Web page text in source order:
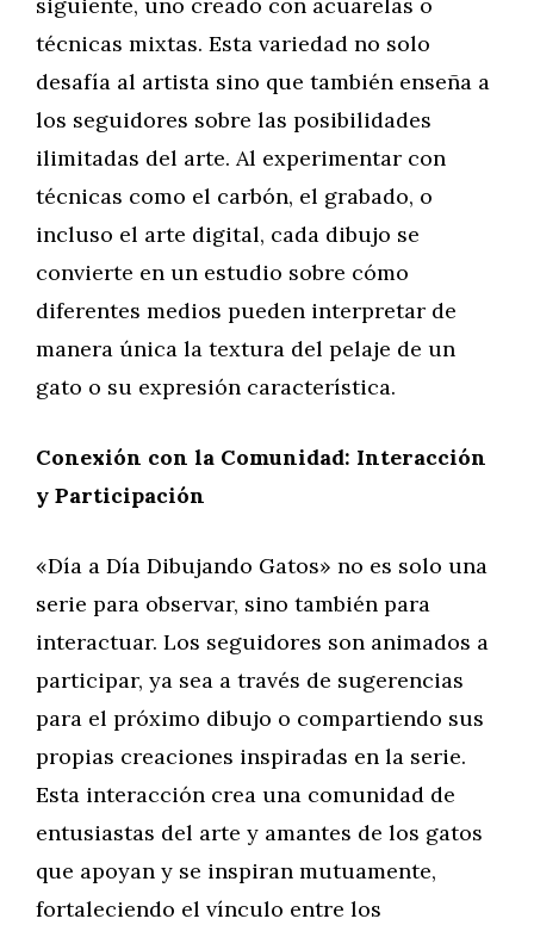
técnicas mixtas. Esta variedad no solo
desafía al artista sino que también enseña a
los seguidores sobre las posibilidades
ilimitadas del arte. Al experimentar con
técnicas como el carbón, el grabado, o
incluso el arte digital, cada dibujo se
convierte en un estudio sobre cómo
diferentes medios pueden interpretar de
manera única la textura del pelaje de un
gato o su expresión característica.
Conexión con la Comunidad: Interacción
y Participación
«Día a Día Dibujando Gatos» no es solo una
serie para observar, sino también para
interactuar. Los seguidores son animados a
participar, ya sea a través de sugerencias
para el próximo dibujo o compartiendo sus
propias creaciones inspiradas en la serie.
Esta interacción crea una comunidad de
entusiastas del arte y amantes de los gatos
que apoyan y se inspiran mutuamente,
fortaleciendo el vínculo entre los